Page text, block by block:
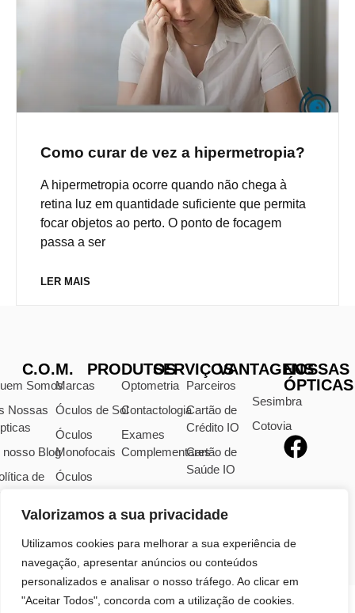
Valorizamos a sua privacidade
Utilizamos cookies para melhorar a sua experiência de
navegação, apresentar anúncios ou conteúdos
personalizados e analisar o nosso tráfego. Ao clicar em
"Aceitar Todos", concorda com a utilização de cookies.
Como curar de vez a hipermetropia?
A hipermetropia ocorre quando não chega à
retina luz em quantidade suficiente que permita
focar objetos ao perto. O ponto de focagem
passa a ser
LER MAIS
C.O.M.
Somos
Nossas
nosso Blog
de
Legais
de
PRODUTOS
Marcas
Óculos de Sol
Óculos
Monofocais
Óculos
Lentes
SERVIÇOS
Optometria
Contactologia
Exames
Complementares
VANTAGENS
Parceiros
Cartão de
Crédito IO
Cartão de
Saúde IO
NOSSAS
ÓPTICAS
Sesimbra
Cotovia